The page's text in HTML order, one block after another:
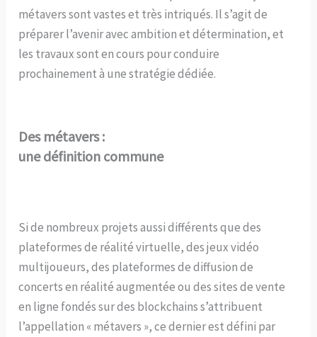
métavers sont vastes et très intriqués. Il s’agit de
préparer l’avenir avec ambition et détermination, et
les travaux sont en cours pour conduire
prochainement à une stratégie dédiée.
Des métavers :
une définition commune
Si de nombreux projets aussi différents que des
plateformes de réalité virtuelle, des jeux vidéo
multijoueurs, des plateformes de diffusion de
concerts en réalité augmentée ou des sites de vente
en ligne fondés sur des blockchains s’attribuent
l’appellation « métavers », ce dernier est défini par